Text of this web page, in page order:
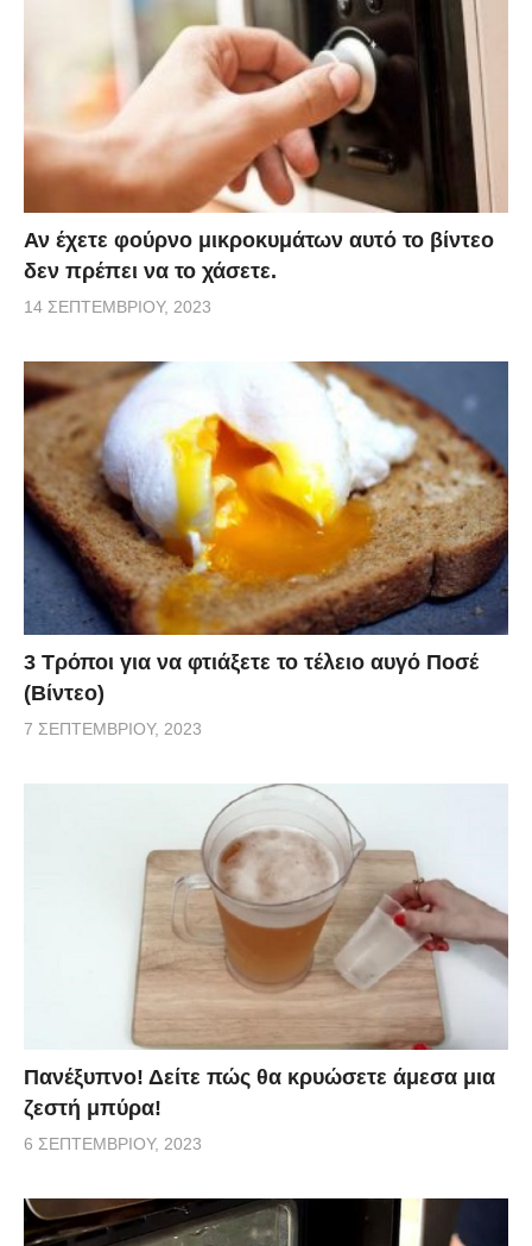
Αν έχετε φούρνο μικροκυμάτων αυτό το βίντεο
δεν πρέπει να το χάσετε.
14 ΣΕΠΤΕΜΒΡΊΟΥ, 2023
3 Τρόποι για να φτιάξετε το τέλειο αυγό Ποσέ
(Βίντεο)
7 ΣΕΠΤΕΜΒΡΊΟΥ, 2023
Πανέξυπνο! Δείτε πώς θα κρυώσετε άμεσα μια
ζεστή μπύρα!
6 ΣΕΠΤΕΜΒΡΊΟΥ, 2023